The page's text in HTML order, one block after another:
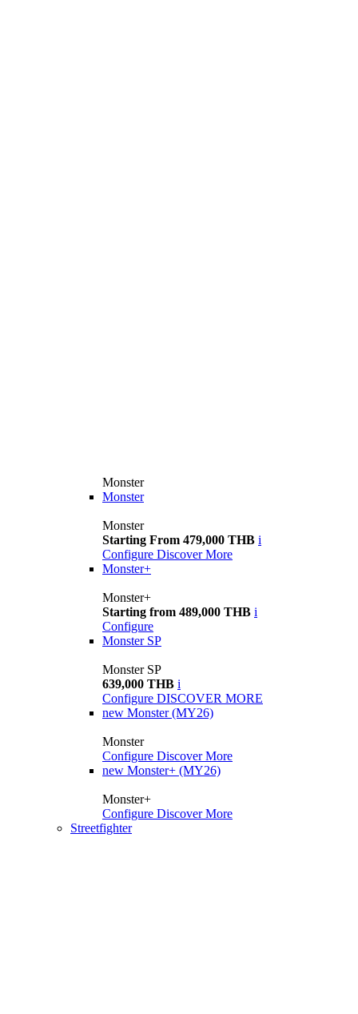
Monster
Monster
Monster
Starting From 479,000 THB i
Configure Discover More
Monster+
Monster+
Starting from 489,000 THB i
Configure
Monster SP
Monster SP
639,000 THB i
Configure DISCOVER MORE
new Monster (MY26)
Monster
Configure Discover More
new Monster+ (MY26)
Monster+
Configure Discover More
Streetfighter